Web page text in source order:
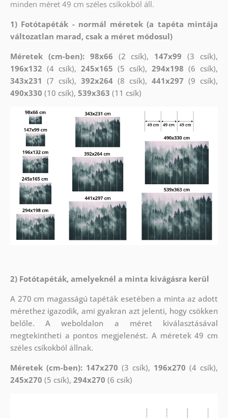
minden méret 49 cm széles csíkokból áll.
1) Fotótapéták - normál méretek (a tapéta mintája
változatlan marad, csak a méret módosul)
Méretek (cm-ben): 98x66 (2 csík), 147x99 (3 csík),
196x132 (4 csík), 245x165 (5 csík),294x198 (6 csík),
343x231 (7 csík), 392x264 (8 csík),441x297 (9 csík),
490x330 (10 csík), 539x363 (11 csík)
2) Fotótapéták, amelyeknél a minta kivágásra kerül
A 270 cm magasságú tapéták esetében a minta az adott
mérethez igazodik, ami gyakran azt jelenti, hogy csökken
belőle. A weboldalon a méret kiválasztásával
megtekintheti a pontos megjelenést. A méretek 49 cm
széles csíkokból állnak.
Méretek (cm-ben): 147x270 (3 csík), 196x270 (4 csík),
245x270 (5 csík), 294x270 (6 csík)